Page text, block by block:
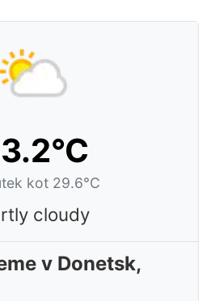
kot 29.6°C
cloudy
v Donetsk,